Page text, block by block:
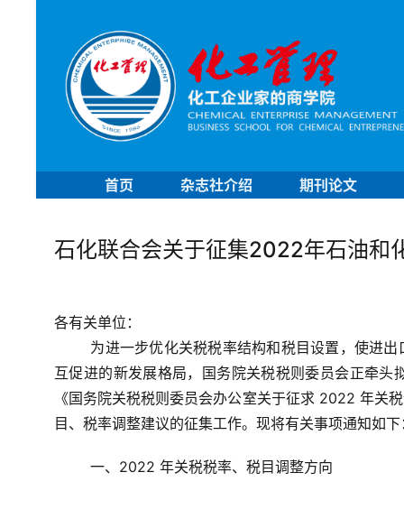
首页 杂志社介绍 期刊论文
石化联合会关于征集2022年石油和
各有关单位：
为进一步优化关税税率结构和税目设置，使进
互促进的新发展格局，国务院关税税则委员会正牵
《国务院关税税则委员会办公室关于征求 2022 年关
目、税率调整建议的征集工作。现将有关事项通知如下
一、 2022 年关税税率、税目调整方向